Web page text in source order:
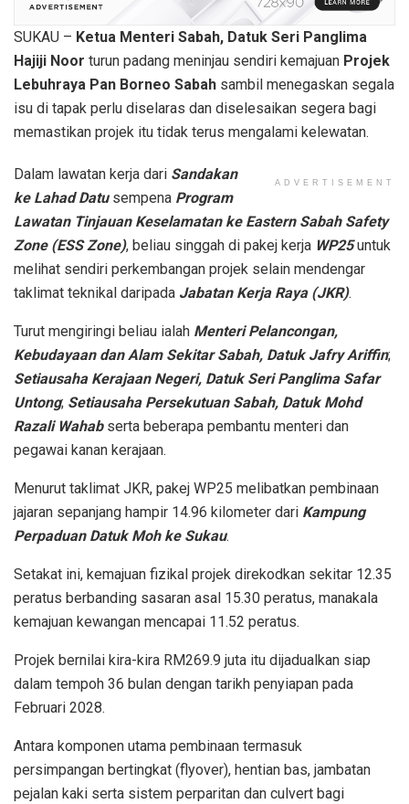
SUKAU – Ketua Menteri Sabah, Datuk Seri Panglima
Hajiji Noor turun padang meninjau sendiri kemajuan Projek
Lebuhraya Pan Borneo Sabah sambil menegaskan segala
isu di tapak perlu diselaras dan diselesaikan segera bagi
memastikan projek itu tidak terus mengalami kelewatan.
ADVERTISEMENT
Dalam lawatan kerja dari Sandakan
ke Lahad Datu sempena Program
Lawatan Tinjauan Keselamatan ke Eastern Sabah Safety
Zone (ESS Zone), beliau singgah di pakej kerja WP25untuk
melihat sendiri perkembangan projek selain mendengar
taklimat teknikal daripada Jabatan Kerja Raya (JKR).
Turut mengiringi beliau ialah Menteri Pelancongan,
Kebudayaan dan Alam Sekitar Sabah, Datuk Jafry Ariffin;
Setiausaha Kerajaan Negeri, Datuk Seri Panglima Safar
Untong; Setiausaha Persekutuan Sabah, Datuk Mohd
Razali Wahabserta beberapa pembantu menteri dan
pegawai kanan kerajaan.
Menurut taklimat JKR, pakej WP25 melibatkan pembinaan
jajaran sepanjang hampir 14.96 kilometer dari Kampung
Perpaduan Datuk Moh ke Sukau.
Setakat ini, kemajuan fizikal projek direkodkan sekitar 12.35
peratus berbanding sasaran asal 15.30 peratus, manakala
kemajuan kewangan mencapai 11.52 peratus.
Projek bernilai kira-kira RM269.9 juta itu dijadualkan siap
dalam tempoh 36 bulan dengan tarikh penyiapan pada
Februari 2028.
Antara komponen utama pembinaan termasuk
persimpangan bertingkat (flyover), hentian bas, jambatan
pejalan kaki serta sistem perparitan dan culvert bagi